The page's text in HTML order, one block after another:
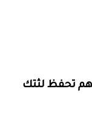
عليهم تحفظ لثتك